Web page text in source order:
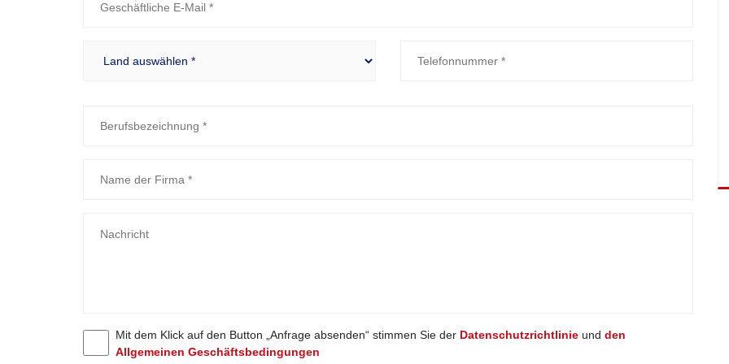
Mit dem Klick auf den Button „Anfrage absenden“ stimmen Sie der Datenschutzrichtlinie undden
Allgemeinen Geschäftsbedingungen